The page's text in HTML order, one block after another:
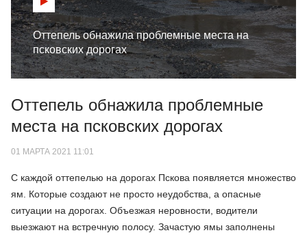
Оттепель обнажила проблемные места на
псковских дорогах
Оттепель обнажила проблемные
места на псковских дорогах
01 МАРТА 2021 11:01
С каждой оттепелью на дорогах Пскова появляется множество
ям. Которые создают не просто неудобства, а опасные
ситуации на дорогах. Объезжая неровности, водители
выезжают на встречную полосу. Зачастую ямы заполнены